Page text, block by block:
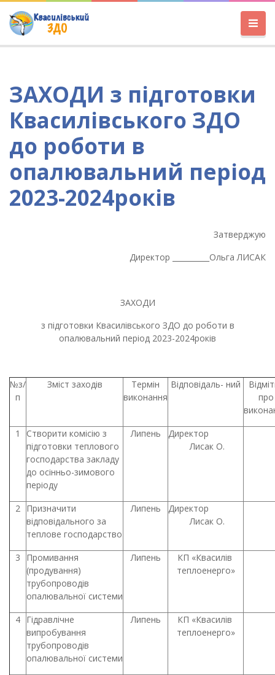
ЗАХОДИ з підготовки
Квасилівського ЗДО
до роботи в
опалювальний період
2023-2024років
Затверджую
Директор __________Ольга ЛИСАК
ЗАХОДИ
з підготовки Квасилівського ЗДО до роботи в
опалювальний період 2023-2024років
№з/
п
Зміст заходів
Термін
виконання
Відповідаль- ний
про
1
Створити комісію з
підготовки теплового
господарства закладу
до осінньо-зимового
періоду
Липень
Директор
Лисак О.
2 Призначити
відповідального за
теплове господарство
Липень
Директор
Лисак О.
3
Промивання
(продування)
трубопроводів
опалювальної системи
Липень
КП «Квасилів
теплоенерго»
4 Гідравлічне
випробування
трубопроводів
опалювальної системи
Липень
КП «Квасилів
теплоенерго»